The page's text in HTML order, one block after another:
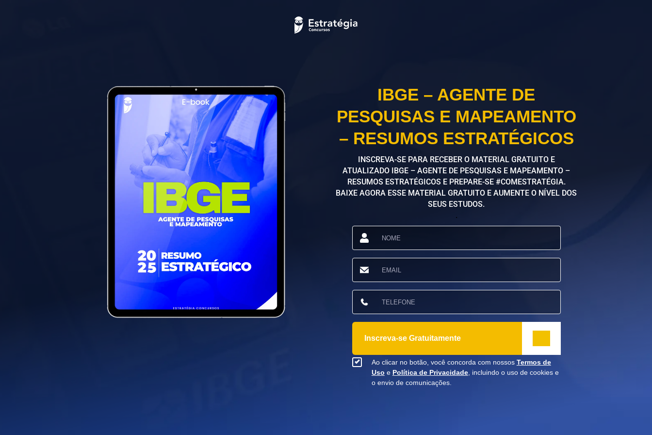
IBGE – AGENTE DE
PESQUISAS E MAPEAMENTO
– RESUMOS ESTRATÉGICOS
INSCREVA-SE PARA RECEBER O MATERIAL GRATUITO E
ATUALIZADO IBGE – AGENTE DE PESQUISAS E MAPEAMENTO –
RESUMOS ESTRATÉGICOS E PREPARE-SE #COMESTRATÉGIA.
BAIXE AGORA ESSE MATERIAL GRATUITO E AUMENTE O NÍVEL DOS
SEUS ESTUDOS.
.
Inscreva-se Gratuitamente
Ao clicar no botão, você concorda com nossos Termos de
Uso e Política de Privacidade, incluindo o uso de cookies e
o envio de comunicações.